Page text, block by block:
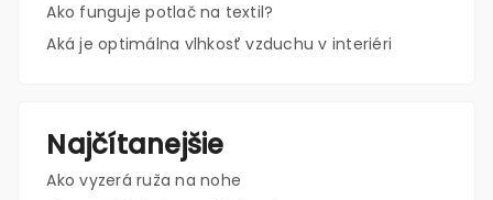
Ako funguje potlač na textil?
Aká je optimálna vlhkosť vzduchu v interiéri
Najčítanejšie
Ako vyzerá ruža na nohe